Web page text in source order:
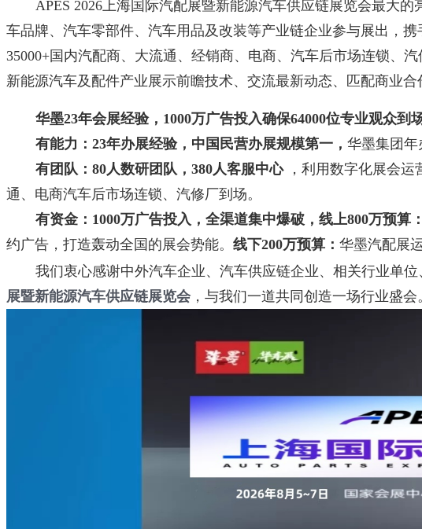
APES 2026上海国际汽配展暨新能源汽车供应链展览会最大
车品牌、汽车零部件、汽车用品及改装等产业链企业参与展出，
35000+国内汽配商、大流通、经销商、电商、汽车后市场连锁、
新能源汽车及配件产业展示前瞻技术、交流最新动态、匹配商业合
华墨23年会展经验，1000万广告投入确保64000位专业观众到场
有能力： 23年办展经验，中国民营办展规模第一， 华墨集团年
有团队： 80人数研团队，380人客服中心 ， 利用数字化展会运
通、电商汽车后市场连锁、汽修厂到场。
有资金：1000万广告投入，全渠道集中爆破， 线上800万预算：
约广告，打造轰动全国的展会势能。 线下200万预算： 华墨汽配展
我们衷心感谢中外汽车企业、汽车供应链企业、相关行业单
展暨新能源汽车供应链展览会， 与我们一道共同创造一场行业盛会